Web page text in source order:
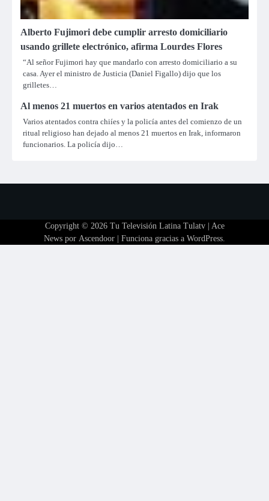
Alberto Fujimori debe cumplir arresto domiciliario
usando grillete electrónico, afirma Lourdes Flores
“Al señor Fujimori hay que mandarlo con arresto domiciliario a su
casa. Ayer el ministro de Justicia (Daniel Figallo) dijo que los
grilletes…
Al menos 21 muertos en varios atentados en Irak
Varios atentados contra chiíes y la policía antes del comienzo de un
ritual religioso han dejado al menos 21 muertos en Irak, informaron
funcionarios. La policía dijo…
Copyright © 2026 Tu Televisión Latina Tulatv| Ace
News por Ascendoor | Funciona gracias a WordPress.